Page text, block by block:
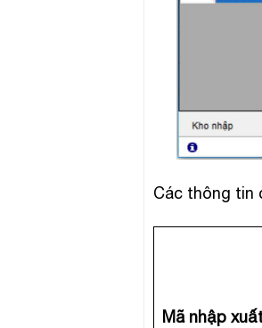
Các thông tin
Mã nhập